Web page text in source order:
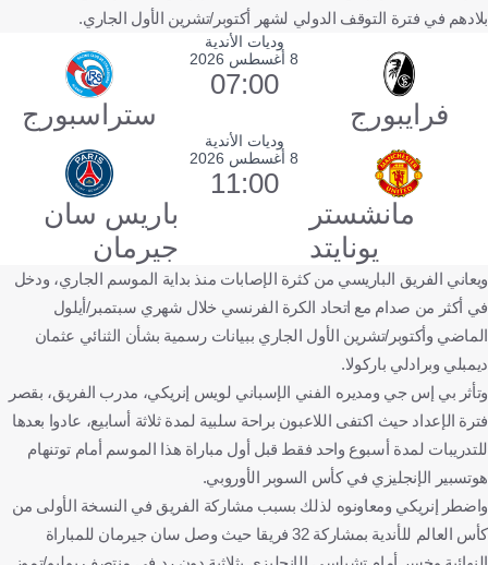
بلادهم في فترة التوقف الدولي لشهر أكتوبر/تشرين الأول الجاري.
وديات الأندية
فرايبورج
8 أغسطس 2026
07:00
ستراسبورج
وديات الأندية
مانشستر
يونايتد
8 أغسطس 2026
11:00
باريس سان
جيرمان
ويعاني الفريق الباريسي من كثرة الإصابات منذ بداية الموسم الجاري، ودخل
في أكثر من صدام مع اتحاد الكرة الفرنسي خلال شهري سبتمبر/أيلول
الماضي وأكتوبر/تشرين الأول الجاري ببيانات رسمية بشأن الثنائي عثمان
ديمبلي وبرادلي باركولا.
وتأثر بي إس جي ومديره الفني الإسباني لويس إنريكي، مدرب الفريق، بقصر
فترة الإعداد حيث اكتفى اللاعبون براحة سلبية لمدة ثلاثة أسابيع، عادوا بعدها
للتدريبات لمدة أسبوع واحد فقط قبل أول مباراة هذا الموسم أمام توتنهام
هوتسبير الإنجليزي في كأس السوبر الأوروبي.
واضطر إنريكي ومعاونوه لذلك بسبب مشاركة الفريق في النسخة الأولى من
كأس العالم للأندية بمشاركة 32 فريقا حيث وصل سان جيرمان للمباراة